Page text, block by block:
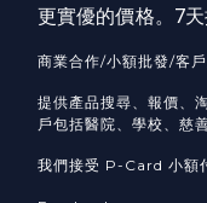
更實優的價格。7
商業合作/小額批發/客
提供產品搜尋、報價、
戶包括醫院、學校、慈
我們接受 P-Card 小